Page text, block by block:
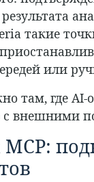
такие
или
там, где
внешними